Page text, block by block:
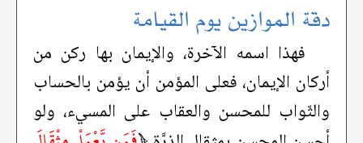
دقة الموازين يوم القيامة
فهذا اسمه الآخرة، والإيمان بها ركن من
أركان الإيمان، فعلى المؤمن أن يؤمن بالحساب
والثّواب للمحسن والعقاب على المسيء، ولو